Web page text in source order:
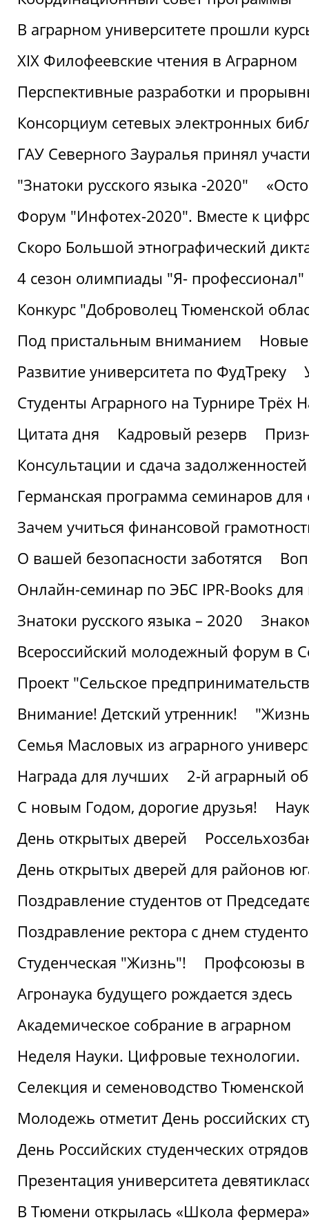
В аграрном университете прошли
XIX Филофеевские чтения в Аграрном
Перспективные разработки и
Консорциум сетевых электронных
ГАУ Северного Зауралья принял
"Знатоки русского языка -2020"
Форум "Инфотех-2020". Вместе к
Скоро Большой этнографический
4 сезон олимпиады "Я- профессионал"
Конкурс "Доброволец Тюменской
Под пристальным вниманием
Развитие университета по ФудТреку
Студенты Аграрного на Турнире Трёх
Цитата дня
Кадровый резерв
Консультации и сдача
Германская программа семинаров для
Зачем учиться финансовой
О вашей безопасности заботятся
Онлайн-семинар по ЭБС IPR-Books для
Знатоки русского языка – 2020
Всероссийский молодежный форум в
Проект "Сельское
Внимание! Детский утренник!
Семья Масловых из аграрного
Награда для лучших
2-й аграрный
С новым Годом, дорогие друзья!
День открытых дверей
День открытых дверей для районов
Поздравление студентов от
Поздравление ректора с днем
Студенческая "Жизнь"!
Профсоюзы в
Агронаука будущего рождается здесь
Академическое собрание в аграрном
Неделя Науки. Цифровые технологии.
Селекция и семеноводство Тюменской
Молодежь отметит День российских
День Российских студенческих
Презентация университета
В Тюмени открылась «Школа фермера»